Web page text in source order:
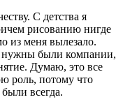
С детства я
рисованию нигде
из меня вылезало.
нужны были компании,
Думаю, это все
роль, потому что
всегда.